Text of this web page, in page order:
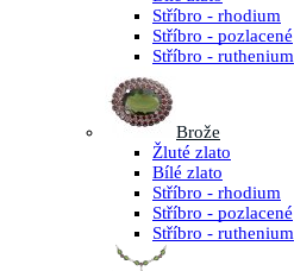
Stříbro - rhodium
Stříbro - pozlacené
Stříbro - ruthenium
Brože
Žluté zlato
Bílé zlato
Stříbro - rhodium
Stříbro - pozlacené
Stříbro - ruthenium